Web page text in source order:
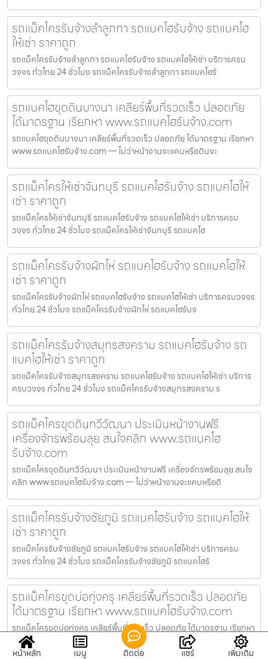
รถแม็คโครรับจ้างลำลูกกา รถแบคโฮรับจ้าง รถแบคโฮ
ให้เช่า ราคาถูก
รถแม็คโครรับจ้างลำลูกกา รถแบคโฮรับจ้าง รถแบคโฮให้เช่า บริการครบ
วงจร ทั่วไทย 24 ชั่วโมง รถแม็คโครรับจ้างลำลูกกา รถแบคโฮรั
รถแบคโฮขุดดินบางนา เคลียร์พื้นที่รวดเร็ว ปลอดภัย
ได้มาตรฐาน เรียกหา www.รถแบคโฮรับจ้าง.com
รถแบคโฮขุดดินบางนา เคลียร์พื้นที่รวดเร็ว ปลอดภัย ได้มาตรฐาน เรียกหา
www.รถแบคโฮรับจ้าง.com — ไม่ว่าหน้างานจะแคบหรือดินจะ
รถแม็คโครให้เช่าจันทบุรี รถแบคโฮรับจ้าง รถแบคโฮให้
เช่า ราคาถูก
รถแม็คโครให้เช่าจันทบุรี รถแบคโฮรับจ้าง รถแบคโฮให้เช่า บริการครบ
วงจร ทั่วไทย 24 ชั่วโมง รถแม็คโครให้เช่าจันทบุรี รถแบคโฮ
รถแม็คโครรับจ้างผักไห่ รถแบคโฮรับจ้าง รถแบคโฮให้
เช่า ราคาถูก
รถแม็คโครรับจ้างผักไห่ รถแบคโฮรับจ้าง รถแบคโฮให้เช่า บริการครบวงจร
ทั่วไทย 24 ชั่วโมง รถแม็คโครรับจ้างผักไห่ รถแบคโฮรับจ
รถแม็คโครรับจ้างสมุทรสงคราม รถแบคโฮรับจ้าง รถ
แบคโฮให้เช่า ราคาถูก
รถแม็คโครรับจ้างสมุทรสงคราม รถแบคโฮรับจ้าง รถแบคโฮให้เช่า บริการ
ครบวงจร ทั่วไทย 24 ชั่วโมง รถแม็คโครรับจ้างสมุทรสงคราม ร
รถแม็คโครขุดดินทวีวัฒนา ประเมินหน้างานฟรี
เครื่องจักรพร้อมลุย สนใจคลิก www.รถแบคโฮ
รับจ้าง.com
รถแม็คโครขุดดินทวีวัฒนา ประเมินหน้างานฟรี เครื่องจักรพร้อมลุย สนใจ
คลิก www.รถแบคโฮรับจ้าง.com — ไม่ว่าหน้างานจะแคบหรือดิ
รถแม็คโครรับจ้างชัยภูมิ รถแบคโฮรับจ้าง รถแบคโฮให้
เช่า ราคาถูก
รถแม็คโครรับจ้างชัยภูมิ รถแบคโฮรับจ้าง รถแบคโฮให้เช่า บริการครบ
วงจร ทั่วไทย 24 ชั่วโมง รถแม็คโครรับจ้างชัยภูมิ รถแบคโฮรั
รถแม็คโครขุดบ่อทุ่งครุ เคลียร์พื้นที่รวดเร็ว ปลอดภัย
ได้มาตรฐาน เรียกหา www.รถแบคโฮรับจ้าง.com
รถแม็คโครขุดบ่อทุ่งครุ เคลียร์พื้นที่รวดเร็ว ปลอดภัย ได้มาตรฐาน เรียกหา
www.รถแบคโฮรับจ้าง.com — ไม่ว่าหน้างานจะแคบหรือด
หน้าหลัก
เมนู ติดต่อ แชร์ เพิ่มเติม